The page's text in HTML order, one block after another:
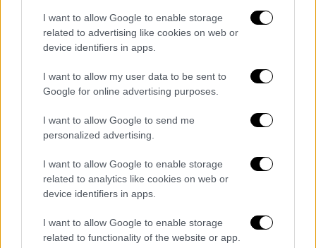
I want to allow Google to enable storage
related to advertising like cookies on web or
device identifiers in apps.
I want to allow my user data to be sent to
Google for online advertising purposes.
I want to allow Google to send me
personalized advertising.
I want to allow Google to enable storage
related to analytics like cookies on web or
device identifiers in apps.
I want to allow Google to enable storage
related to functionality of the website or app.
συμφωνία με τους δανειστές.
Τον Σεπτέμβριο του 2015 ξανακερδίζει
κυβέρνηση με εταίρο τον Πάνο Καμμένο
και του ΑΝΕΛ
Στις 17 Ιουνίου του 2018 υπογράφεται η
Συμφωνία των Πρεσπών υπό την
παρουσία των Τσίπρα και Ζάεφ. Η
συμφωνία επικυρώθηκε από τον
ελληνικό κοινοβούλιο, λίγες μέρες
Ο Αλέξης Τσίπρας με γραβάτα. Η